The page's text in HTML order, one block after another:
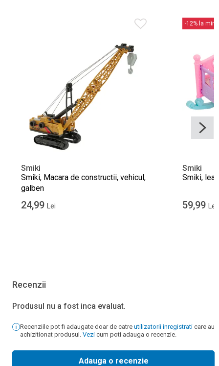
Smiki
Smiki, Macara de constructii, vehicul,
galben
24,99 Lei
-12% la min.
Smiki
Smiki,
59,99 Lei
Recenzii
Produsul nu a fost inca evaluat.
Recenziile pot fi adaugate doar de catre utilizatorii inregistrati care au
achizitionat produsul. Vezi cum poti adauga o recenzie.
Adauga o recenzie